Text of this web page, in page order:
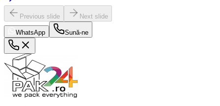
Previous slide Next slide
WhatsApp Sună-ne